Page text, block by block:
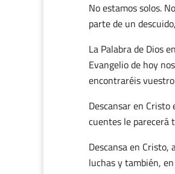
No estamos solos.
parte de un
La Palabra de Dios
Evangelio de hoy
encontraréis
Descansar en Cristo
cuentes le parecerá
Descansa en Cristo,
luchas y también,